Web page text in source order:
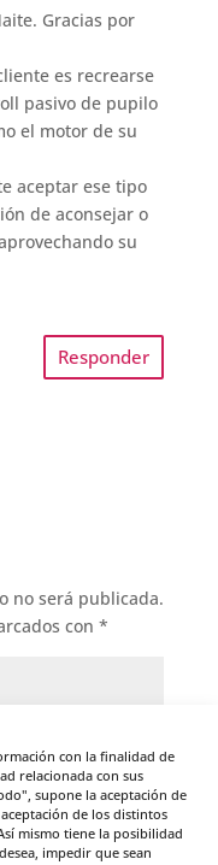
con la finalidad de
relacionada con sus
supone la aceptación de
de los distintos
mismo tiene la posibilidad
impedir que sean
Gracias por
es recrearse
pasivo de pupilo
el motor de su
aceptar ese tipo
de aconsejar o
su
Responder
no será publicada.
con *